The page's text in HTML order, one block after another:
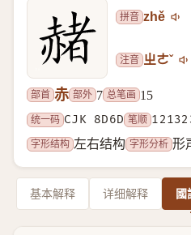
拼音 zhě
注音 ㄓㄜˇ
部首 赤 部外 7 总笔画 15
统一码 CJK 8D6D 笔顺
字形结构 左右结构 字形分析 形
基本解释 详细解释 國